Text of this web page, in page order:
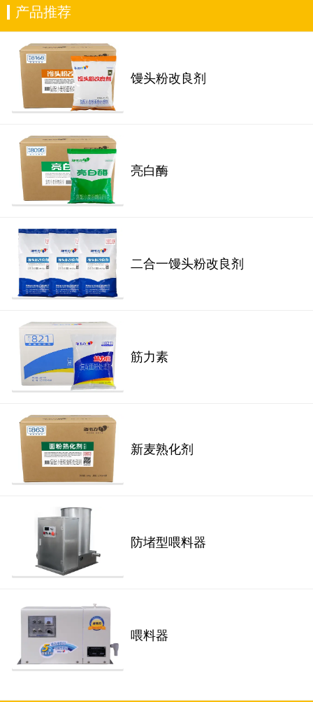
产品推荐
馒头粉改良剂
亮白酶
二合一馒头粉改良剂
筋力素
新麦熟化剂
防堵型喂料器
喂料器